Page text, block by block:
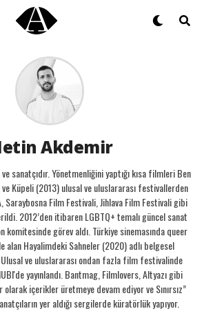
Akdemir
sanatçıdır. Yönetmenliğini yaptığı kısa filmleri Ben
Küpeli (2013) ulusal ve uluslararası festivallerden
Saraybosna Film Festivali, Jihlava Film Festivali gibi
2012’den itibaren LGBTQ+ temalı güncel sanat
komitesinde görev aldı. Türkiye sinemasında queer
alan Hayalimdeki Sahneler (2020) adlı belgesel
Ulusal ve uluslararası ondan fazla film festivalinde
yayınlandı. Bantmag, Filmlovers, Altyazı gibi
olarak içerikler üretmeye devam ediyor ve Sınırsız”
yer aldığı sergilerde küratörlük yapıyor.